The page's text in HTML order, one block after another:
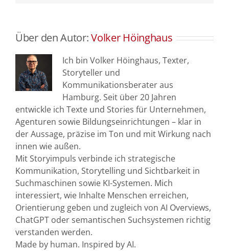
Über den Autor:Volker Höinghaus
Ich bin Volker Höinghaus, Texter,
Storyteller und
Kommunikationsberater aus
Hamburg. Seit über 20 Jahren
entwickle ich Texte und Stories für Unternehmen,
Agenturen sowie Bildungseinrichtungen – klar in
der Aussage, präzise im Ton und mit Wirkung nach
innen wie außen.
Mit Storyimpuls verbinde ich strategische
Kommunikation, Storytelling und Sichtbarkeit in
Suchmaschinen sowie KI-Systemen. Mich
interessiert, wie Inhalte Menschen erreichen,
Orientierung geben und zugleich von AI Overviews,
ChatGPT oder semantischen Suchsystemen richtig
verstanden werden.
Made by human. Inspired by AI.